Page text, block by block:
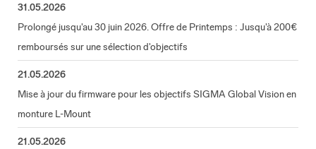
31.05.2026
Prolongé jusqu'au 30 juin 2026. Offre de Printemps : Jusqu'à 200€
remboursés sur une sélection d'objectifs
21.05.2026
Mise à jour du firmware pour les objectifs SIGMA Global Vision en
monture L-Mount
21.05.2026